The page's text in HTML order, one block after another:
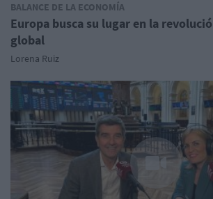
BALANCE DE LA ECONOMÍA
Europa busca su lugar en la
global
Lorena Ruiz